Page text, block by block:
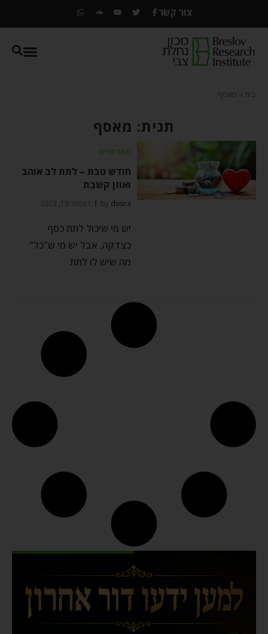
צור קשר
בית מאסף
תגית: מאסף
מעגל החיים
חודש טבת – לתת לב אוהב
ואוזן קשבת
by dvora דצמבר 19, 2023
יש מי שיכול לתת כסף
כצדקה, אבל יש מי ש"כל"
מה שיש לו לתת